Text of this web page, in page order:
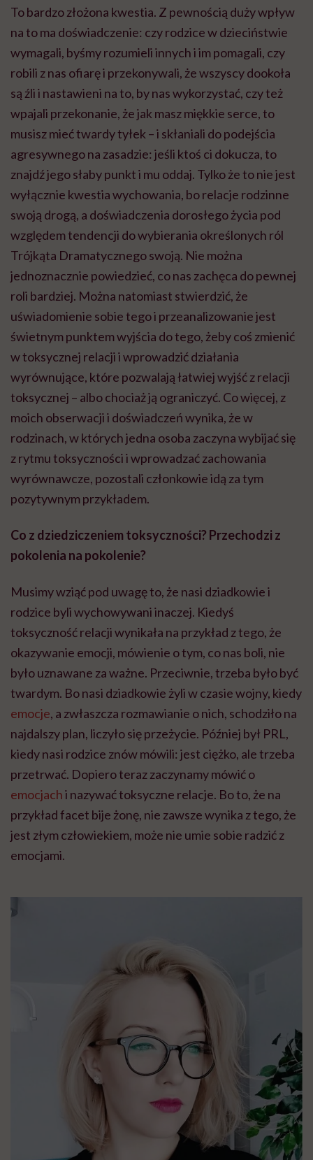
To bardzo złożona kwestia. Z pewnością duży wpływ
na to ma doświadczenie: czy rodzice w dzieciństwie
wymagali, byśmy rozumieli innych i im pomagali, czy
robili z nas ofiarę i przekonywali, że wszyscy dookoła
są źli i nastawieni na to, by nas wykorzystać, czy też
wpajali przekonanie, że jak masz miękkie serce, to
musisz mieć twardy tyłek – i skłaniali do podejścia
agresywnego na zasadzie: jeśli ktoś ci dokucza, to
znajdź jego słaby punkt i mu oddaj. Tylko że to nie jest
wyłącznie kwestia wychowania, bo relacje rodzinne
swoją drogą, a doświadczenia dorosłego życia pod
względem tendencji do wybierania określonych ról
Trójkąta Dramatycznego swoją. Nie można
jednoznacznie powiedzieć, co nas zachęca do pewnej
roli bardziej. Można natomiast stwierdzić, że
uświadomienie sobie tego i przeanalizowanie jest
świetnym punktem wyjścia do tego, żeby coś zmienić
w toksycznej relacji i wprowadzić działania
wyrównujące, które pozwalają łatwiej wyjść z relacji
toksycznej – albo chociaż ją ograniczyć. Co więcej, z
moich obserwacji i doświadczeń wynika, że w
rodzinach, w których jedna osoba zaczyna wybijać się
z rytmu toksyczności i wprowadzać zachowania
wyrównawcze, pozostali członkowie idą za tym
pozytywnym przykładem.
Co z dziedziczeniem toksyczności? Przechodzi z
pokolenia na pokolenie?
Musimy wziąć pod uwagę to, że nasi dziadkowie i
rodzice byli wychowywani inaczej. Kiedyś
toksyczność relacji wynikała na przykład z tego, że
okazywanie emocji, mówienie o tym, co nas boli, nie
było uznawane za ważne. Przeciwnie, trzeba było być
twardym. Bo nasi dziadkowie żyli w czasie wojny, kiedy
emocje, a zwłaszcza rozmawianie o nich, schodziło na
najdalszy plan, liczyło się przeżycie. Później był PRL,
kiedy nasi rodzice znów mówili: jest ciężko, ale trzeba
przetrwać. Dopiero teraz zaczynamy mówić o
emocjachi nazywać toksyczne relacje. Bo to, że na
przykład facet bije żonę, nie zawsze wynika z tego, że
jest złym człowiekiem, może nie umie sobie radzić z
emocjami.